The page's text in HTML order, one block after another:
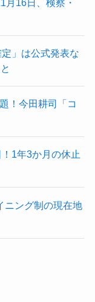
」は公式発表な
！今田耕司「コ
1年3か月の休止
ニング制の現在地